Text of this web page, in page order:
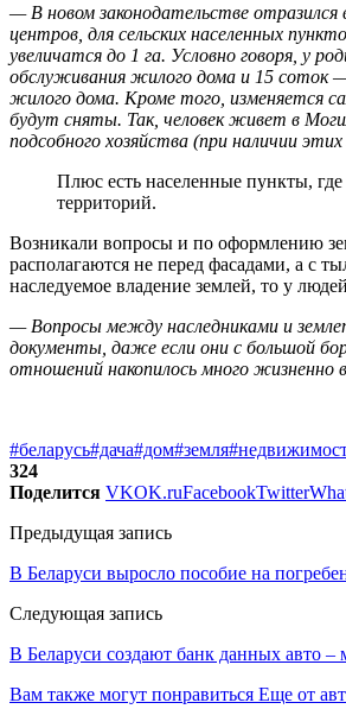
— В новом законодательстве отразился
центров, для сельских населенных
увеличатся до 1 га. Условно говоря, у
обслуживания жилого дома и 15 соток
жилого дома. Кроме того, изменяется
будут сняты. Так, человек живет в
подсобного хозяйства (при наличии
Плюс есть населенные пункты, где
территорий.
Возникали вопросы и по оформлению
располагаются не перед фасадами, а с
наследуемое владение землей, то у
— Вопросы между наследниками и
документы, даже если они с большой
отношений накопилось много жизненно
#беларусь#дача#дом#земля
324
Поделится VKOK.ruFacebookTwitter
Предыдущая запись
В Беларуси выросло пособие на
Следующая запись
В Беларуси создают банк данных авто –
Вам также могут понравиться Еще от